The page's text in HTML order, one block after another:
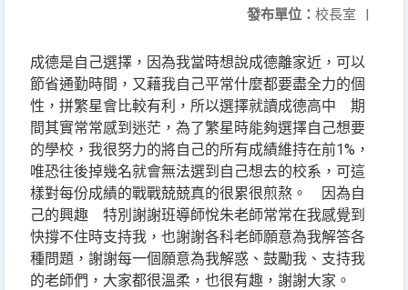
發布單位： 校長室 |
成德是自己選擇，因為我當時想說成德離家近，可以
節省通勤時間，又藉我自己平常什麼都要盡全力的個
性，拼繁星會比較有利，所以選擇就讀成德高中 期
間其實常常感到迷茫，為了繁星時能夠選擇自己想要
的學校，我很努力的將自己的所有成績維持在前1%，
唯恐往後掉幾名就會無法選到自己想去的校系，可這
樣對每份成績的戰戰兢兢真的很累很煎熬。 因為自
己的興趣 特別謝謝班導師悅朱老師常常在我感覺到
快撐不住時支持我，也謝謝各科老師願意為我解答各
種問題，謝謝每一個願意為我解惑、鼓勵我、支持我
的老師們，大家都很溫柔，也很有趣，謝謝大家。